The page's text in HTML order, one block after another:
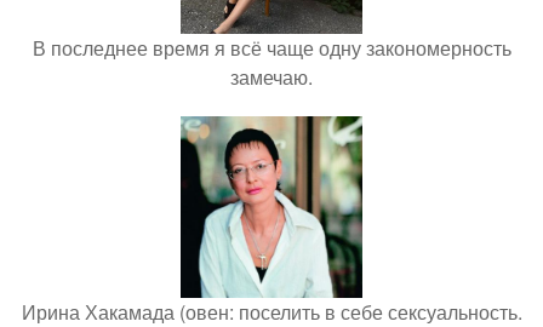
В последнее время я всё чаще одну закономерность
замечаю.
Ирина Хакамада (овен: поселить в себе сексуальность.